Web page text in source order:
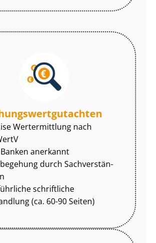
Wertermittlung nach
anerkannt
durch Sach­ver­stän­
schriftliche
(ca. 60-90 Seiten)